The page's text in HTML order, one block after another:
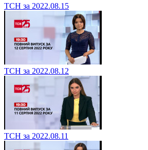
ТСН за 2022.08.15
ТСН за 2022.08.12
ТСН за 2022.08.11